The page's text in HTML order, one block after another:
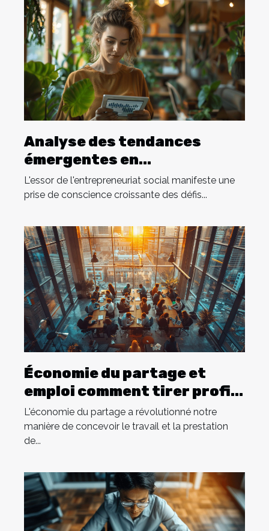
Analyse des tendances
émergentes en
entrepreneuriat social
L'essor de l'entrepreneuriat social manifeste une
prise de conscience croissante des défis...
Économie du partage et
emploi comment tirer profit
de la gig economy
L'économie du partage a révolutionné notre
manière de concevoir le travail et la prestation
de...